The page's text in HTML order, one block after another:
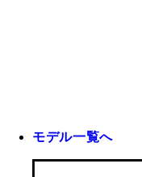
モデル一覧へ